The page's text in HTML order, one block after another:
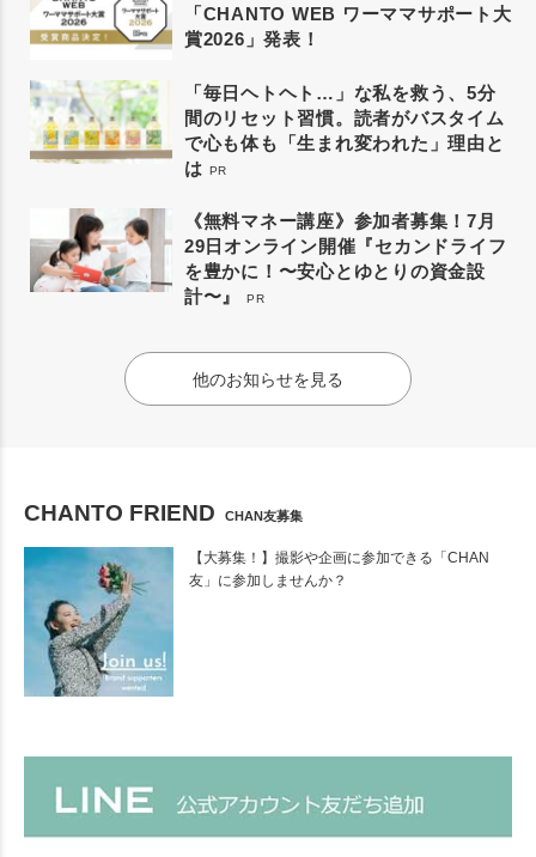
「CHANTO WEB ワーママサポート大
賞2026」発表！
「毎日ヘトヘト…」な私を救う、5分
間のリセット習慣。読者がバスタイム
で心も体も「生まれ変われた」理由と
は PR
《無料マネー講座》参加者募集！7月
29日オンライン開催『セカンドライフ
を豊かに！〜安心とゆとりの資金設
計〜』
PR
他のお知らせを見る
CHANTO FRIEND CHAN友募集
【大募集！】撮影や企画に参加できる「CHAN
友」に参加しませんか？